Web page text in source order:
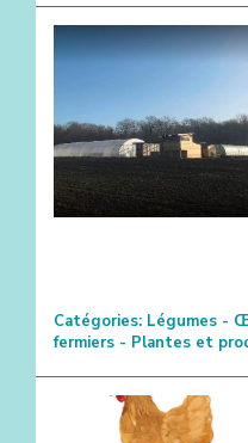
Catégories: Légumes -
fermiers - Plantes et